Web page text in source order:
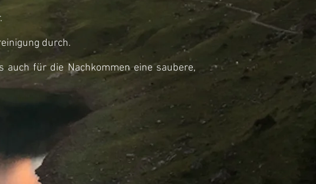
durch.
für die Nachkommen eine saubere,